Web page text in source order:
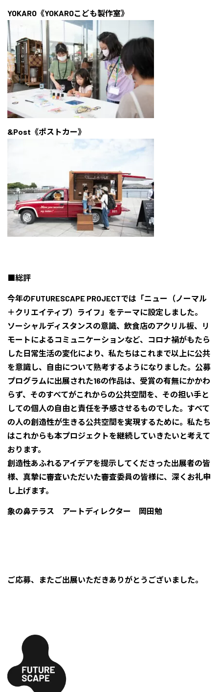
YOKARO《YOKAROこども製作室》
&Post《ポストカー》
■総評
今年のFUTURESCAPE PROJECTでは「ニュー（ノーマル
＋クリエイティブ）ライフ」をテーマに設定しました。
ソーシャルディスタンスの意識、飲食店のアクリル板、リ
モートによるコミュニケーションなど、コロナ禍がもたら
した日常生活の変化により、私たちはこれまで以上に公共
を意識し、自由について熟考するようになりました。公募
プログラムに出展された16の作品は、受賞の有無にかかわ
らず、そのすべてがこれからの公共空間を、その担い手と
しての個人の自由と責任を予感させるものでした。すべて
の人の創造性が生きる公共空間を実現するために。私たち
はこれからも本プロジェクトを継続していきたいと考えて
おります。
創造性あふれるアイデアを提示してくださった出展者の皆
様、真摯に審査いただいた審査委員の皆様に、深くお礼申
し上げます。
象の鼻テラス アートディレクター 岡田勉
ご応募、またご出展いただきありがとうございました。